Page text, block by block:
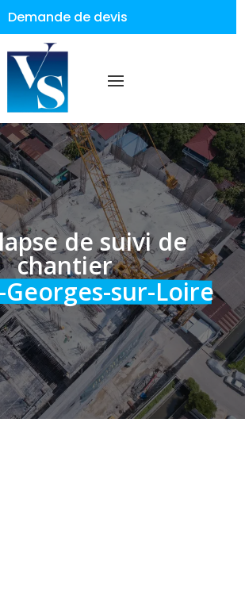
Demande de devis
de suivi de
chantier
Georges-sur-Loire